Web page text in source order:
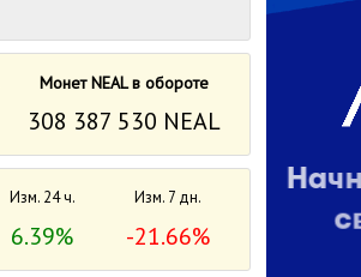
Монет NEAL в обороте
308 387 530 NEAL
Изм. 24 ч. Изм. 7 дн.
6.39% -21.66%